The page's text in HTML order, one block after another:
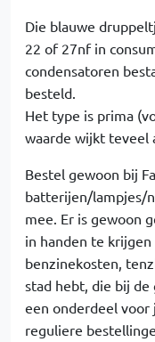
Die blauwe
22 of 27nf in
condensatoren
besteld.
Het type is prima
waarde wijkt teveel
Bestel gewoon bij
batterijen/lampjes/
mee. Er is gewoon
in handen te
benzinekosten,
stad hebt, die bij
een onderdeel
reguliere